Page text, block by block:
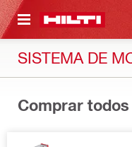
PRINCIPAL
SISTEMA DE
Comprar